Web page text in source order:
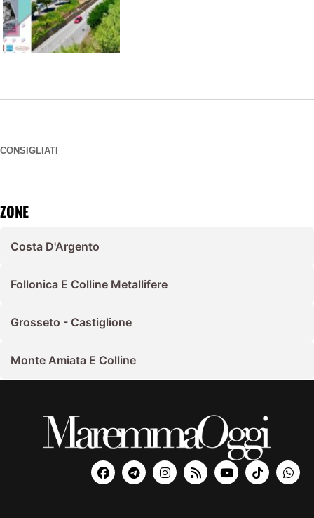
CONSIGLIATI
ZONE
Costa D'Argento
Follonica E Colline Metallifere
Grosseto - Castiglione
Monte Amiata E Colline